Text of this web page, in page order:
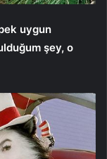
uygun
şey, o